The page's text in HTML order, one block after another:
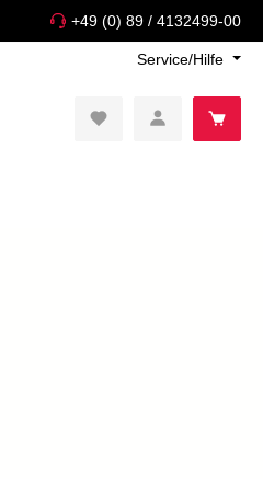
+49 (0) 89 / 4132499-00
Service/Hilfe